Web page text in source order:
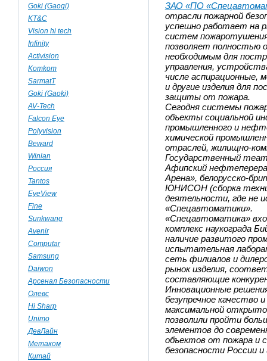
Goki (Gaoqi)
KT&C
Vision hi tech
Infinity
Activision
Komkom
SarmatT
Goki (Gaoki)
AV-Tech
Falcon Eye
Polyvision
Beward
Winlan
Россия
Tantos
EyeView
Fine
Sunkwang
Avenir
Computar
Samsung
Daiwon
Арсенал Безопасности
Олевс
Hi Sharp
Unimo
ДевЛайн
Метаком
Китай
ЗАО «ПО
отрасли пожарной
успешно работает на
систем
позволяет полностью
необходимым для
управления,
числе аспирационные,
и другие изделия для
защиты от пожара.
Сегодня системы
объекты социальной
промышленного и
химической
отраслей, жилищно-
Государственный
Афипский
Арена», белорусско-
ЮНИСОН (сборка
деятельности, где не
«Спецавтоматики».
«Спецавтоматика»
комплекс наукограда
наличие развитого
испытательная
сеть филиалов и
рынок изделия,
составляющие
Инновационные
безупречное качество
максимальной
позволили пройти
элементов до
объектов от пожара и
безопасности России и